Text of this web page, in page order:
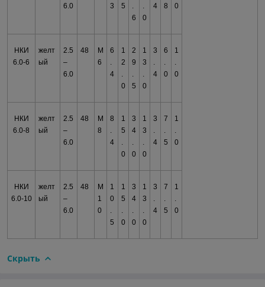
6.0 3 5
6
0
4 8 0
НКИ
6.0-6
желт
ый
2.5
–
6.0
48
М
6
6
4
1
2
0
2
9
5
1
3
0
3
4
6
0
1
0
НКИ
6.0-8
желт
ый
2.5
–
6.0
48
М
8
8
4
1
5
0
3
4
0
1
3
0
3
4
7
5
1
0
НКИ
6.0-10
желт
ый
2.5
–
6.0
48
М
1
0
1
0
5
1
5
0
3
4
0
1
3
0
3
4
7
5
1
0
Скрыть